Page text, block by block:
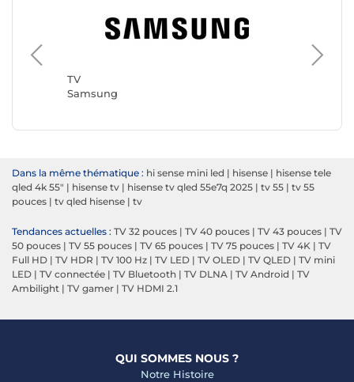
TV
Samsung
TV
TCL
Dans la même thématique : hi sense mini led | hisense | hisense tele
qled 4k 55" | hisense tv | hisense tv qled 55e7q 2025 | tv 55 | tv 55
pouces | tv qled hisense | tv
Tendances actuelles : TV 32 pouces | TV 40 pouces | TV 43 pouces | TV
50 pouces | TV 55 pouces | TV 65 pouces | TV 75 pouces | TV 4K | TV
Full HD | TV HDR | TV 100 Hz | TV LED | TV OLED | TV QLED | TV mini
LED | TV connectée | TV Bluetooth | TV DLNA | TV Android | TV
Ambilight | TV gamer | TV HDMI 2.1
QUI SOMMES NOUS ?
Notre Histoire